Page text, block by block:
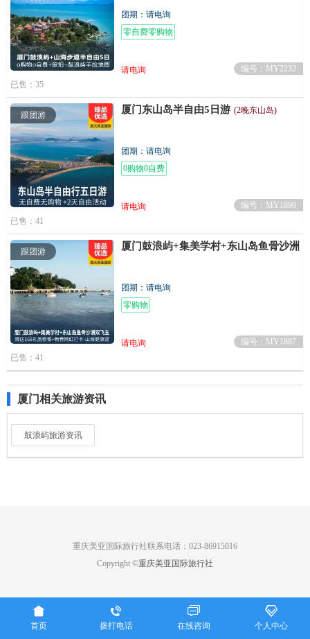
团期：请电询
零自费零购物
请电询
编号：MY2232
已售：35
跟团游 厦门东山岛半自由5日游 (2晚东山岛)
团期：请电询
0购物0自费
请电询
编号：MY1890
已售：41
跟团游 厦门鼓浪屿+集美学村+东山岛鱼骨沙洲
团期：请电询
零购物
请电询
编号：MY1887
已售：41
厦门相关旅游资讯
鼓浪屿旅游资讯
重庆美亚国际旅行社联系电话：023-86915016
Copyright ©重庆美亚国际旅行社

首页

拨打电话

在线咨询

个人中心